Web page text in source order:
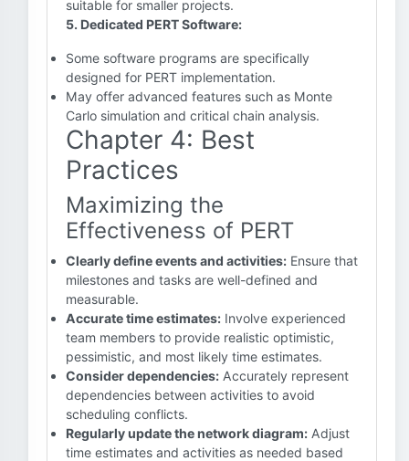
suitable for smaller projects.
5. Dedicated PERT Software:
Some software programs are specifically
designed for PERT implementation.
May offer advanced features such as Monte
Carlo simulation and critical chain analysis.
Chapter 4: Best
Practices
Maximizing the
Effectiveness of PERT
Clearly define events and activities: Ensure that
milestones and tasks are well-defined and
measurable.
Accurate time estimates: Involve experienced
team members to provide realistic optimistic,
pessimistic, and most likely time estimates.
Consider dependencies: Accurately represent
dependencies between activities to avoid
scheduling conflicts.
Regularly update the network diagram: Adjust
time estimates and activities as needed based